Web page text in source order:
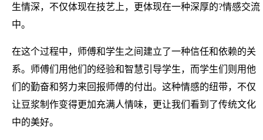
生情深，不仅体现在技艺上，更体现在一种深厚的?情感交流
中。
在这个过程中，师傅和学生之间建立了一种信任和依赖的关
系。师傅们用他们的经验和智慧引导学生，而学生们则用他
们的勤奋和努力来回报师傅的付出。这种情感的纽带，不仅
让豆浆制作变得更加充满人情味，更让我们看到了传统文化
中的美好。